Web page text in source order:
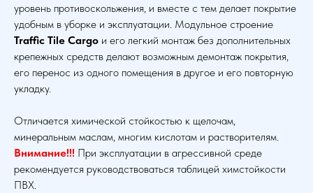
уровень противоскольжения, и вместе с тем делает покрытие
удобным в уборке и эксплуатации. Модульное строение
Traffic Tile Cargo и его легкий монтаж без дополнительных
крепежных средств делают возможным демонтаж покрытия,
его перенос из одного помещения в другое и его повторную
укладку.
Отличается химической стойкостью к щелочам,
минеральным маслам, многим кислотам и растворителям.
Внимание!!! При эксплуатации в агрессивной среде
рекомендуется руководствоваться таблицей химстойкости
ПВХ.